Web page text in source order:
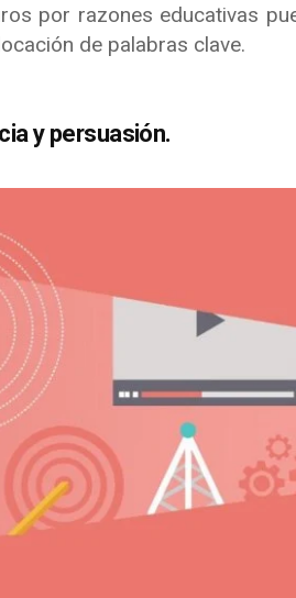
por razones educativas
de palabras clave.
y persuasión.